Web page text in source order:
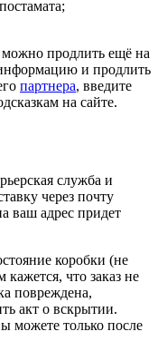
продлить ещё на
и продлить
партнера, введите
на сайте.
служба и
через почту
ваш адрес придет
коробки (не
кажется, что заказ не
повреждена,
акт о вскрытии.
можете только после